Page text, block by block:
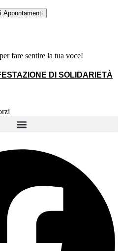
Appuntamenti
fare sentire la tua voce!
DI SOLIDARIETÀ